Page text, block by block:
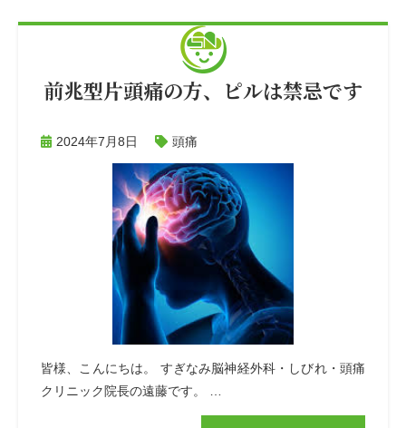
前兆型片頭痛の方、ピルは禁忌です
2024年7月8日 頭痛
皆様、こんにちは。 すぎなみ脳神経外科・しびれ・頭痛
クリニック院長の遠藤です。 …